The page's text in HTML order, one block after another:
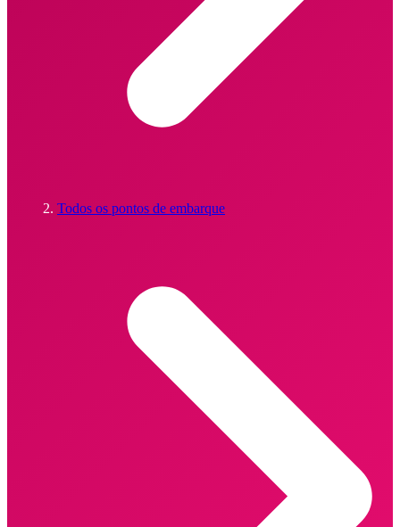
Todos os pontos de embarque